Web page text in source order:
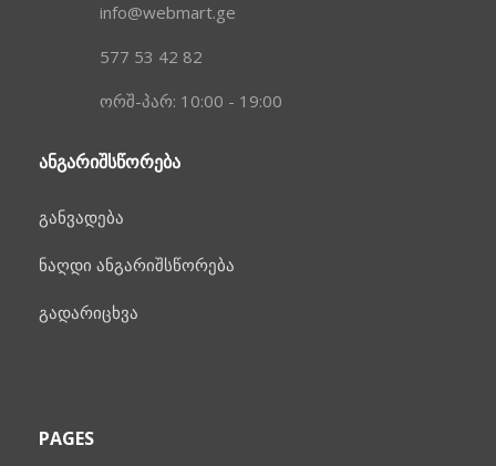
info@webmart.ge
577 53 42 82
ორშ-პარ: 10:00 - 19:00
ᲐᲜᲒᲐᲠᲘᲨᲡᲬᲝᲠᲔᲑᲐ
განვადება
ნაღდი ანგარიშსწორება
გადარიცხვა
PAGES